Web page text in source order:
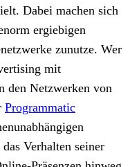
Dabei machen sich
ergiebigen
zunutze. Wer
mit
den Netzwerken von
Programmatic
Verhalten seiner